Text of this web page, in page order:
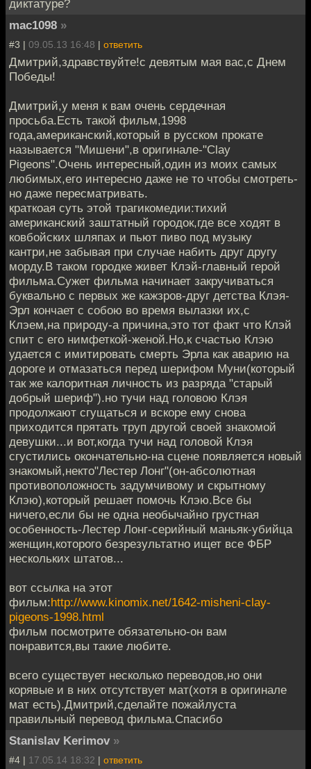
диктатуре?
mac1098 »
#3 | 09.05.13 16:48 | ответить
Дмитрий,здравствуйте!с девятым мая вас,с Днем
Победы!
Дмитрий,у меня к вам очень сердечная
просьба.Есть такой фильм,1998
года,американский,который в русском прокате
называется "Мишени",в оригинале-"Clay
Pigeons".Очень интересный,один из моих самых
любимых,его интересно даже не то чтобы смотреть-
но даже пересматривать.
краткоая суть этой трагикомедии:тихий
американский заштатный городок,где все ходят в
ковбойских шляпах и пьют пиво под музыку
кантри,не забывая при случае набить друг другу
морду.В таком городке живет Клэй-главный герой
фильма.Сужет фильма начинает закручиваться
буквально с первых же кажзров-друг детства Клэя-
Эрл кончает с собою во время вылазки их,с
Клэем,на природу-а причина,это тот факт что Клэй
спит с его нимфеткой-женой.Но,к счастью Клэю
удается с имитировать смерть Эрла как аварию на
дороге и отмазаться перед шерифом Муни(который
так же калоритная личность из разряда "старый
добрый шериф").но тучи над головою Клэя
продолжают сгущаться и вскоре ему снова
приходится прятать труп другой своей знакомой
девушки...и вот,когда тучи над головой Клэя
сгустились окончательно-на сцене появляется новый
знакомый,некто"Лестер Лонг"(он-абсолютная
противоположность задумчивому и скрытному
Клэю),который решает помочь Клэю.Все бы
ничего,если бы не одна необычайно грустная
особенность-Лестер Лонг-серийный маньяк-убийца
женщин,которого безрезультатно ищет все ФБР
нескольких штатов...
вот ссылка на этот
фильм:http://www.kinomix.net/1642-misheni-clay-
pigeons-1998.html
фильм посмотрите обязательно-он вам
понравится,вы такие любите.
всего существует несколько переводов,но они
корявые и в них отсутствует мат(хотя в оригинале
мат есть).Дмитрий,сделайте пожайлуста
правильный перевод фильма.Спасибо
Stanislav Kerimov »
#4 | 17.05.14 18:32 | ответить